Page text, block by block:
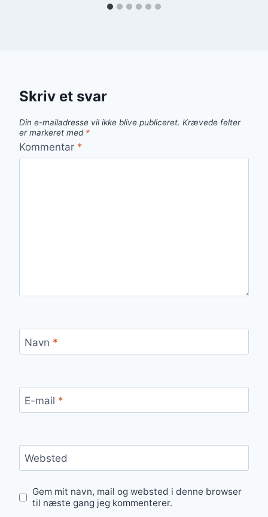
Skriv et svar
Din e-mailadresse vil ikke blive publiceret. Krævede felter
er markeret med *
Kommentar *
Navn *
E-mail *
Websted
Gem mit navn, mail og websted i denne browser
til næste gang jeg kommenterer.